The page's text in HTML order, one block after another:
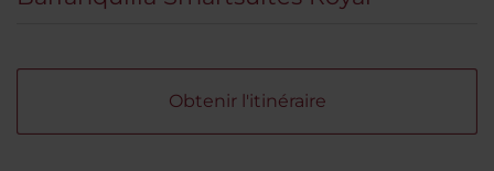
Obtenir l'itinéraire